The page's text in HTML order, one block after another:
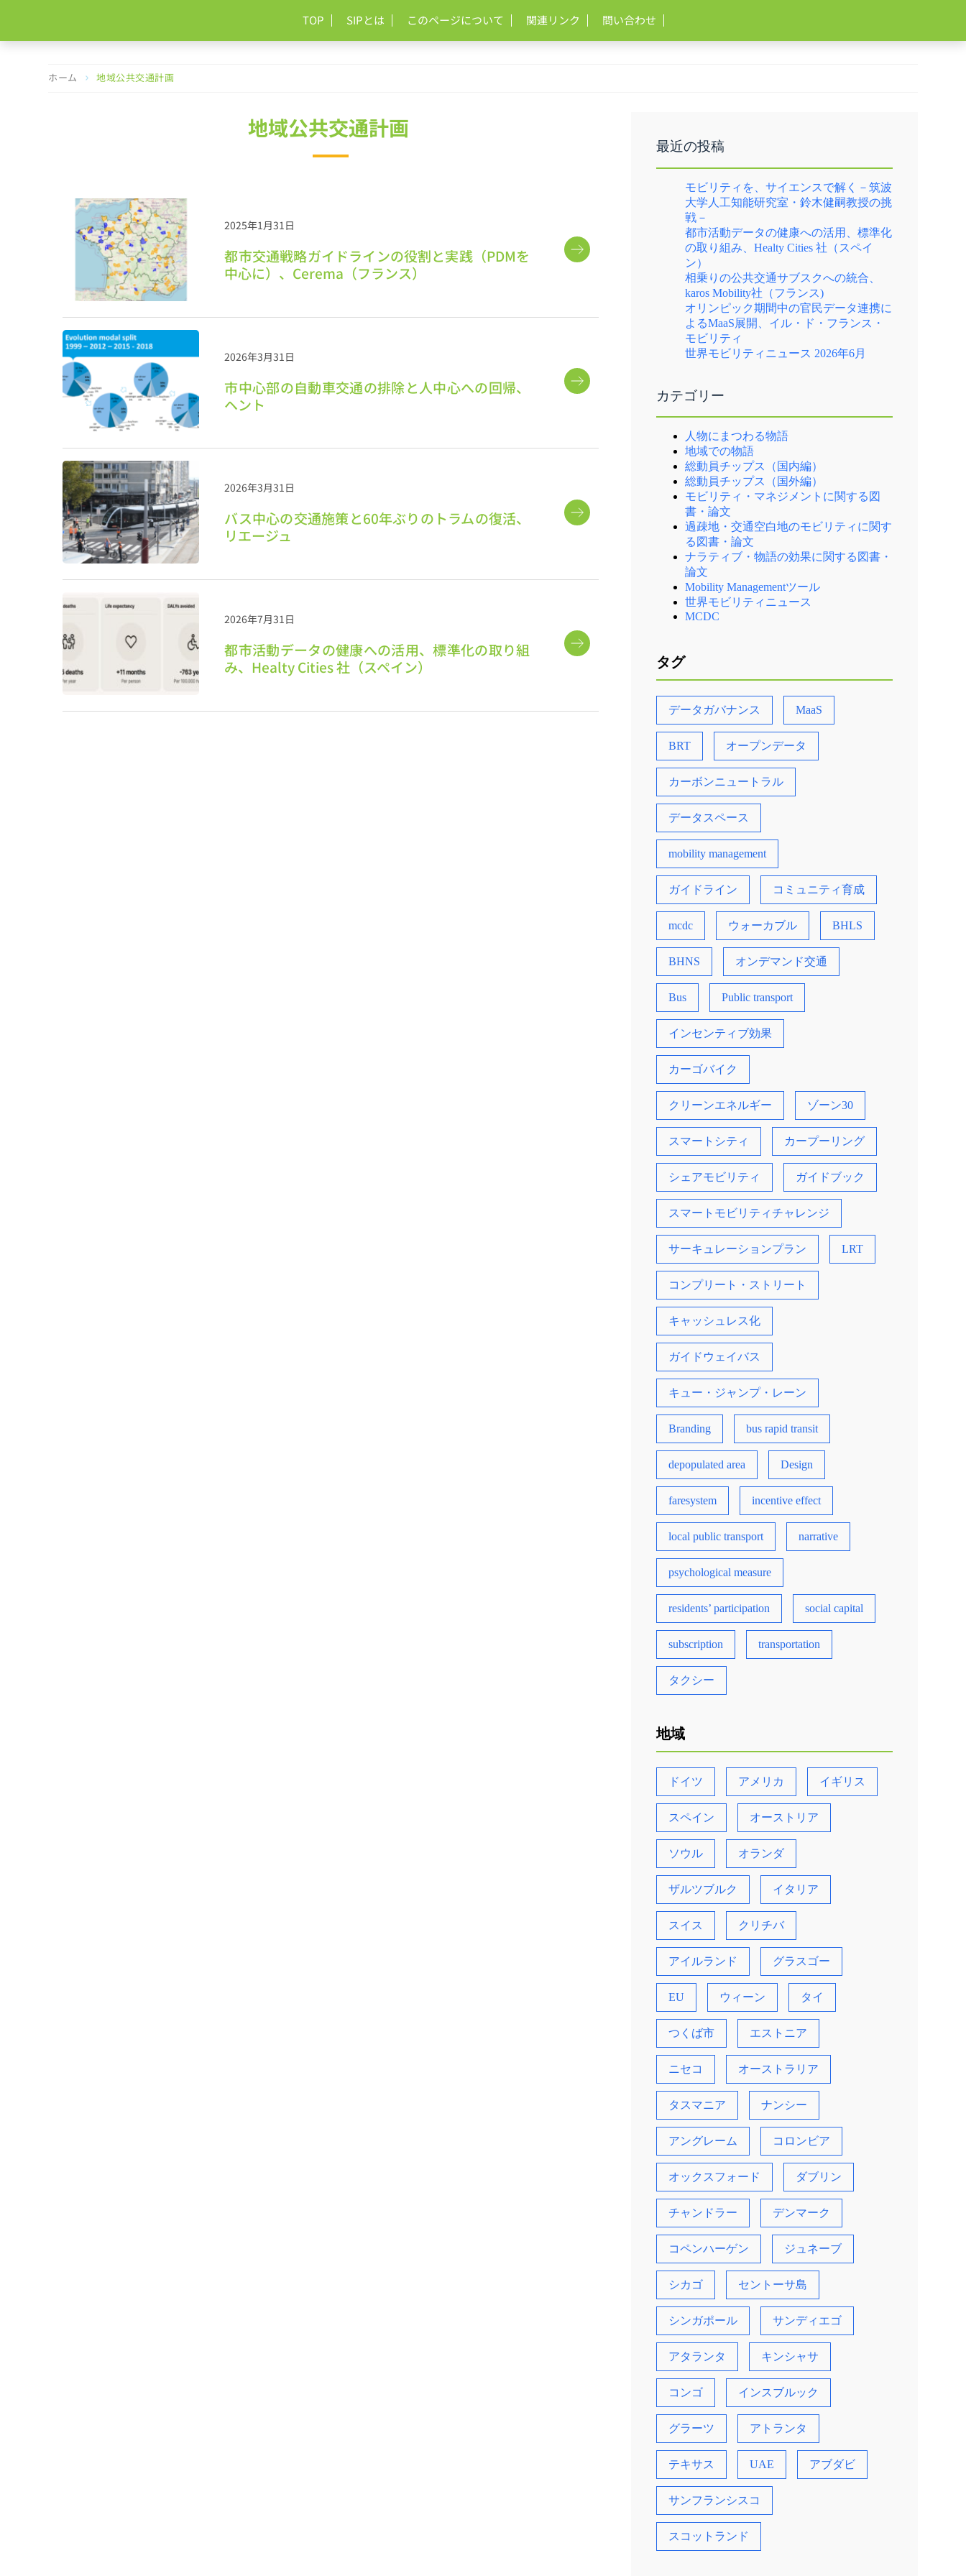
TOP SIPとは このページについて 関連リンク 問い合わせ
ホーム 地域公共交通計画
地域公共交通計画
2025年1月31日
都市交通戦略ガイドラインの役割と実践（PDMを
中心に）、Cerema（フランス）
2026年3月31日
市中心部の自動車交通の排除と人中心への回帰、
ヘント
2026年3月31日
バス中心の交通施策と60年ぶりのトラムの復活、
リエージュ
2026年7月31日
都市活動データの健康への活用、標準化の取り組
み、Healty Cities 社（スペイン）
最近の投稿
モビリティを、サイエンスで解く－筑波
大学人工知能研究室・鈴木健嗣教授の挑
戦－
都市活動データの健康への活用、標準化
の取り組み、Healty Cities 社（スペイ
ン）
相乗りの公共交通サブスクへの統合、
karos Mobility社（フランス)
オリンピック期間中の官民データ連携に
よるMaaS展開、イル・ド・フランス・
モビリティ
世界モビリティニュース 2026年6月
カテゴリー
人物にまつわる物語
地域での物語
総動員チップス（国内編）
総動員チップス（国外編）
モビリティ・マネジメントに関する図
書・論文
過疎地・交通空白地のモビリティに関す
る図書・論文
ナラティブ・物語の効果に関する図書・
論文
Mobility Managementツール
世界モビリティニュース
MCDC
タグ
データガバナンス MaaS
BRT オープンデータ
カーボンニュートラル
データスペース
mobility management
ガイドライン コミュニティ育成
mcdc ウォーカブル BHLS
BHNS オンデマンド交通
Bus Public transport
インセンティブ効果
カーゴバイク
クリーンエネルギー ゾーン30
スマートシティ カープーリング
シェアモビリティ ガイドブック
スマートモビリティチャレンジ
サーキュレーションプラン LRT
コンプリート・ストリート
キャッシュレス化
ガイドウェイバス
キュー・ジャンプ・レーン
Branding bus rapid transit
depopulated area Design
faresystem incentive effect
local public transport narrative
psychological measure
residents’ participation social capital
subscription transportation
タクシー
地域
ドイツ アメリカ イギリス
スペイン オーストリア
ソウル オランダ
ザルツブルク イタリア
スイス クリチバ
アイルランド グラスゴー
EU ウィーン タイ
つくば市 エストニア
ニセコ オーストラリア
タスマニア ナンシー
アングレーム コロンビア
オックスフォード ダブリン
チャンドラー デンマーク
コペンハーゲン ジュネーブ
シカゴ セントーサ島
シンガポール サンディエゴ
アタランタ キンシャサ
コンゴ インスブルック
グラーツ アトランタ
テキサス UAE アブダビ
サンフランシスコ
スコットランド